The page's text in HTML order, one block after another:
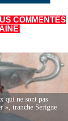
COMMENTÉS
qui ne sont pas
», tranche Serigne